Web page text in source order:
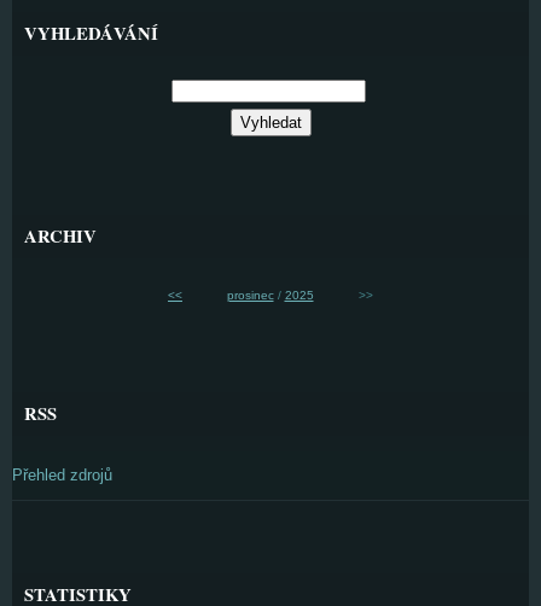
VYHLEDÁVÁNÍ
ARCHIV
<< prosinec/ 2025 >>
RSS
Přehled zdrojů
STATISTIKY